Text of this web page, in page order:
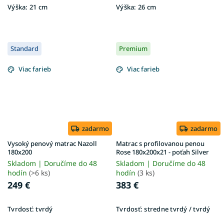
Výška: 21 cm
Výška: 26 cm
Standard
Viac farieb
zadarmo
Vysoký penový matrac Nazoll
180x200
Skladom | Doručíme do 48
hodín (>6 ks)
249 €
Tvrdosť: tvrdý
Premium
Viac farieb
zadarmo
Matrac s profilovanou penou
Rose 180x200x21 - poťah Silver
Skladom | Doručíme do 48
hodín (3 ks)
383 €
Tvrdosť: stredne tvrdý / tvrdý